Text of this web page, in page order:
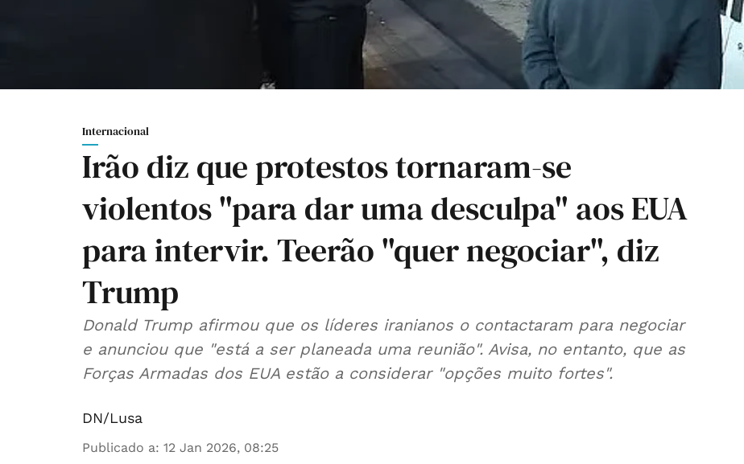
Internacional
Irão diz que protestos tornaram-se
violentos "para dar uma desculpa" aos EUA
para intervir. Teerão "quer negociar", diz
Trump
Donald Trump afirmou que os líderes iranianos o contactaram para negociar
e anunciou que "está a ser planeada uma reunião". Avisa, no entanto, que as
Forças Armadas dos EUA estão a considerar "opções muito fortes".
DN/Lusa
Publicado a: 12 Jan 2026, 08:25